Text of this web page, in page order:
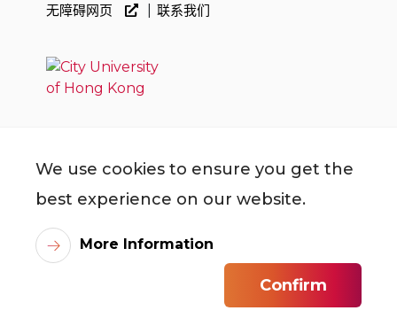
无障碍网页
联系我们
2026
City University of Hong Kong. All Rights
We use cookies to ensure you get the
best experience on our website.
More Information
Confirm